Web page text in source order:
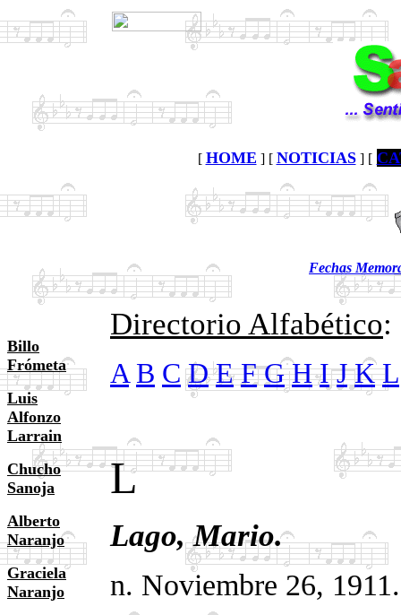
[ HOME ] [ NOTICIAS] [
Fechas
Billo
Frómeta
Luis
Alfonzo
Larrain
Chucho
Sanoja
Alberto
Naranjo
Graciela
Naranjo
Directorio Alfabético:
A B C D E F G H I J K L
L
Lago, Mario.
n. Noviembre 26,